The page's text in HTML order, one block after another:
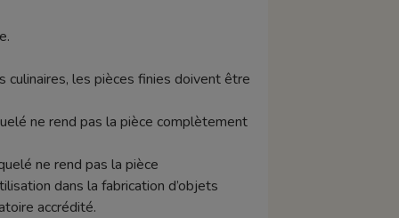
culinaires, les pièces finies doivent être
ne rend pas la pièce complètement
ne rend pas la pièce
dans la fabrication d’objets
accrédité.